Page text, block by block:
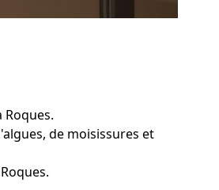
de moisissures et